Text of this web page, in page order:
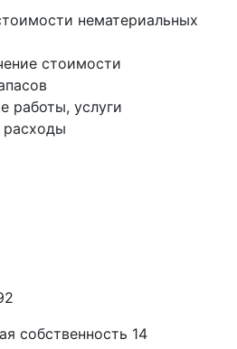
нематериальных
стоимости
работы, услуги
собственность 14